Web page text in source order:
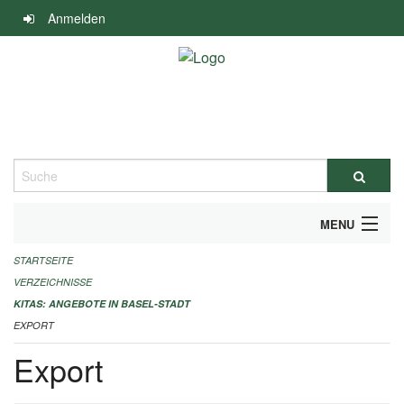
Navigation
überspringen
Anmelden
Suche
MENU
ALLGEMEINE INFORMATIONEN
IMPRESSUM
STARTSEITE
VERZEICHNISSE
KITAS: ANGEBOTE IN BASEL-STADT
EXPORT
Export